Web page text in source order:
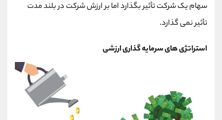
سهام یک شرکت تأثیر بگذارد اما بر ارزش شرکت در بلند مدت
تأثیر نمی گذارد.
استراتژی های سرمایه گذاری ارزشی